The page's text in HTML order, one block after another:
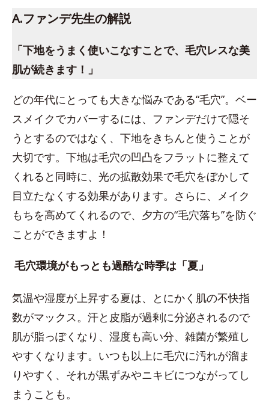
A.ファンデ先生の解説
「下地をうまく使いこなすことで、毛穴レスな美
肌が続きます！」
どの年代にとっても大きな悩みである“毛穴”。ベー
スメイクでカバーするには、ファンデだけで隠そ
うとするのではなく、下地をきちんと使うことが
大切です。下地は毛穴の凹凸をフラットに整えて
くれると同時に、光の拡散効果で毛穴をぼかして
目立たなくする効果があります。さらに、メイク
もちを高めてくれるので、夕方の“毛穴落ち”を防ぐ
ことができますよ！
毛穴環境がもっとも過酷な時季は「夏」
気温や湿度が上昇する夏は、とにかく肌の不快指
数がマックス。汗と皮脂が過剰に分泌されるので
肌が脂っぽくなり、湿度も高い分、雑菌が繁殖し
やすくなります。いつも以上に毛穴に汚れが溜ま
りやすく、それが黒ずみやニキビにつながってし
まうことも。